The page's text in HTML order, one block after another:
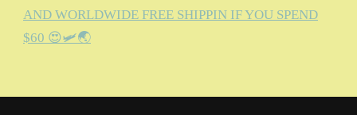
AND WORLDWIDE FREE SHIPPIN IF YOU SPEND
$60 😍🛩️🌏